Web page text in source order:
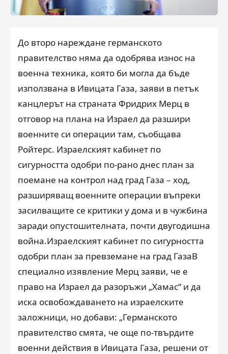
До второ нареждане германското
правителство няма да одобрява износ на
военна техника, която би могла да бъде
използвана в Ивицата Газа, заяви в петък
канцлерът на страната Фридрих Мерц в
отговор на плана на Израел да разшири
военните си операции там, съобщава
Ройтерс. Израелският кабинет по
сигурността одобри по-рано днес план за
поемане на контрол над град Газа – ход,
разширяващ военните операции въпреки
засилващите се критики у дома и в чужбина
заради опустошителната, почти двугодишна
война.Израелският кабинет по сигурността
одобри план за превземане на град ГазаВ
специално изявление Мерц заяви, че е
право на Израел да разоръжи „Хамас“ и да
иска освобождаването на израелските
заложници, но добави: „Германското
правителство смята, че още по-твърдите
военни действия в Ивицата Газа, решени от